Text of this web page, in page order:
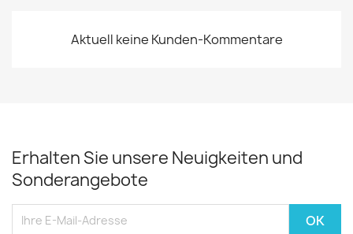
Aktuell keine Kunden-Kommentare
Erhalten Sie unsere Neuigkeiten und
Sonderangebote